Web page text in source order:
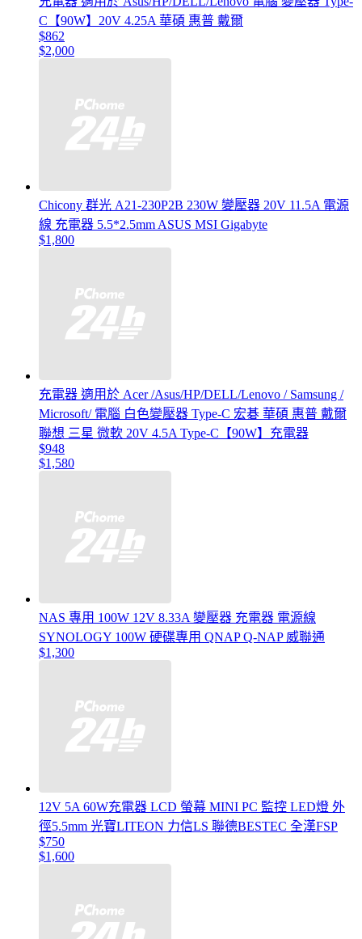
C【90W】20V 4.25A 華碩 惠普 戴爾
$862
$2,000
Chicony 群光 A21-230P2B 230W 變壓器 20V 11.5A 電源
線 充電器 5.5*2.5mm ASUS MSI Gigabyte
$1,800
充電器 適用於 Acer /Asus/HP/DELL/Lenovo / Samsung /
Microsoft/ 電腦 白色變壓器 Type-C 宏碁 華碩 惠普 戴爾
聯想 三星 微軟 20V 4.5A Type-C【90W】充電器
$948
$1,580
NAS 專用 100W 12V 8.33A 變壓器 充電器 電源線
SYNOLOGY 100W 硬碟專用 QNAP Q-NAP 威聯通
$1,300
12V 5A 60W充電器 LCD 螢幕 MINI PC 監控 LED燈 外
徑5.5mm 光寶LITEON 力信LS 聯德BESTEC 全漢FSP
$750
$1,600